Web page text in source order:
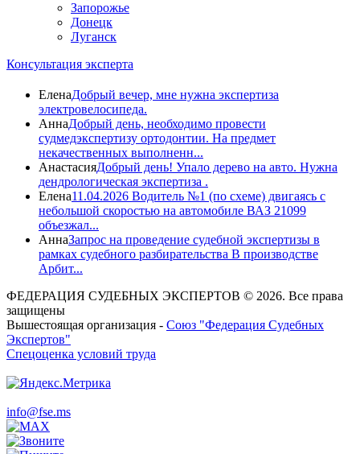
Запорожье
Донецк
Луганск
Консультация эксперта
ЕленаДобрый вечер, мне нужна экспертиза
электровелосипеда.
АннаДобрый день, необходимо провести
судмедэкспертизу ортодонтии. На предмет
некачественных выполненн...
АнастасияДобрый день! Упало дерево на авто. Нужна
дендрологическая экспертиза .
Елена11.04.2026 Водитель №1 (по схеме) двигаясь с
небольшой скоростью на автомобиле ВАЗ 21099
объезжал...
АннаЗапрос на проведение судебной экспертизы в
рамках судебного разбирательства В производстве
Арбит...
ФЕДЕРАЦИЯ СУДЕБНЫХ ЭКСПЕРТОВ © 2026. Все права
защищены
Вышестоящая организация - Союз "Федерация Судебных
Экспертов"
Спецоценка условий труда
info@fse.ms